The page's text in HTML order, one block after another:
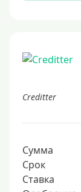
Creditter
Сумма
Срок
Ставка